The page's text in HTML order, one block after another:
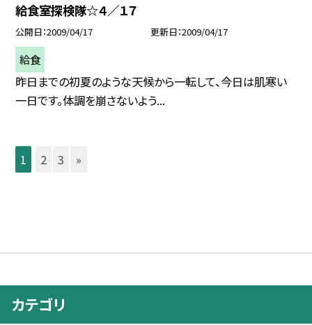
給食室探検隊☆４／１７
公開日 2009/04/17 更新日 2009/04/17
給食
昨日までの初夏のような天候から一転して、今日は肌寒い
一日です。体調を崩さないよう...
1 2 3 »
カテゴリ